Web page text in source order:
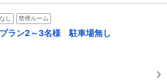
し 禁煙ルーム
ラン2～3名様 駐車場無し